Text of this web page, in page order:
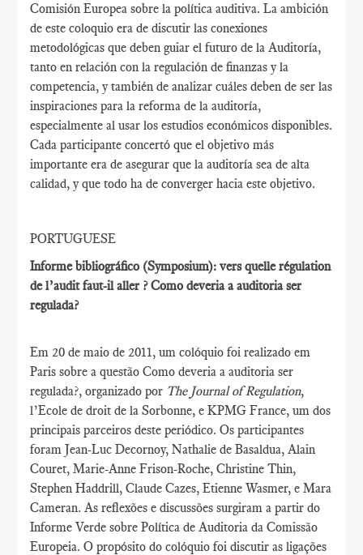
Comisión Europea sobre la política auditiva. La ambición
de este coloquio era de discutir las conexiones
metodológicas que deben guiar el futuro de la Auditoría,
tanto en relación con la regulación de finanzas y la
competencia, y también de analizar cuáles deben de ser las
inspiraciones para la reforma de la auditoría,
especialmente al usar los estudios económicos disponibles.
Cada participante concertó que el objetivo más
importante era de asegurar que la auditoría sea de alta
calidad, y que todo ha de converger hacia este objetivo.
PORTUGUESE
Informe bibliográfico (Symposium): vers quelle régulation
de l’audit faut-il aller ? Como deveria a auditoria ser
regulada?
Em 20 de maio de 2011, um colóquio foi realizado em
Paris sobre a questão Como deveria a auditoria ser
regulada?, organizado por The Journal of Regulation,
l’Ecole de droit de la Sorbonne, e KPMG France, um dos
principais parceiros deste periódico. Os participantes
foram Jean-Luc Decornoy, Nathalie de Basaldua, Alain
Couret, Marie-Anne Frison-Roche, Christine Thin,
Stephen Haddrill, Claude Cazes, Etienne Wasmer, e Mara
Cameran. As reflexões e discussões surgiram a partir do
Informe Verde sobre Política de Auditoria da Comissão
Europeia. O propósito do colóquio foi discutir as ligações